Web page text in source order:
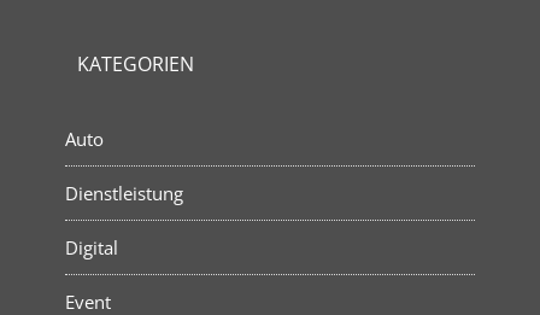
KATEGORIEN
Auto
Dienstleistung
Digital
Event